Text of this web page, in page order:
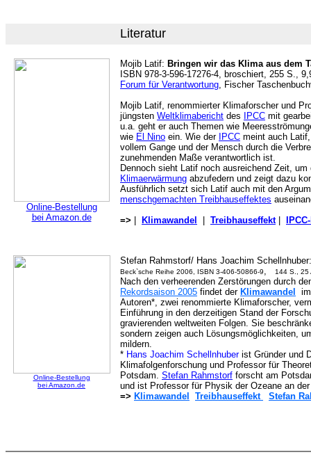
Literatur
Online-Bestellung
bei Amazon.de
Mojib Latif: Bringen wir das Klima aus dem
ISBN 978-3-596-17276-4, broschiert, 255 S.,
Forum für Verantwortung, Fischer
Mojib Latif, renommierter Klimaforscher und
jüngsten Weltklimabericht des IPCC mit
u.a. geht er auch Themen wie
wie El Nino ein. Wie der IPCC meint auch
vollem Gange und der Mensch durch die
zunehmenden Maße verantwortlich ist.
Dennoch sieht Latif noch ausreichend Zeit,
Klimaerwärmung abzufedern und zeigt dazu
Ausführlich setzt sich Latif auch mit den
menschgemachten Treibhauseffektes
=>
Klimawandel Treibhauseffekt
Online-Bestellung
bei Amazon.de
Stefan Rahmstorf/ Hans Joachim
Beck`sche Reihe 2006, ISBN 3-406-50866-9, 144 S., 25
Nach den verheerenden Zerstörungen durch
Rekordsaison 2005 findet der Klimawandel
Autoren*, zwei renommierte Klimaforscher,
Einführung in den derzeitigen Stand der
gravierenden weltweiten Folgen. Sie
sondern zeigen auch Lösungsmöglichkeiten,
mildern.
* Hans Joachim Schellnhuberist Gründer und
Klimafolgenforschung und Professor für
Potsdam. Stefan Rahmstorf forscht am
und ist Professor für Physik der Ozeane an
=> Klimawandel Treibhauseffekt Stefan